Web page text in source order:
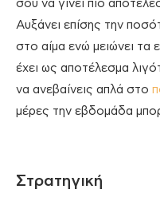
σου να γίνει πιο
Αυξάνει επίσης την
στο αίμα ενώ μειώνει τα
έχει ως αποτέλεσμα
να ανεβαίνεις απλά στο
μέρες την εβδομάδα
Στρατηγική